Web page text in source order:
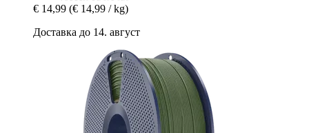
€ 14,99 (€ 14,99 / kg)
Доставка до 14. август